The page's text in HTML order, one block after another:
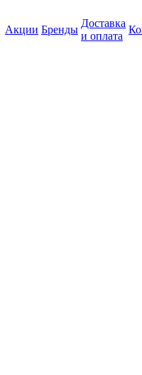
Акции Бренды
Доставка
и оплата